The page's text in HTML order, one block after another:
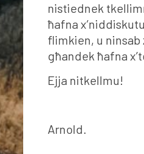
nistiednek
ħafna
flimkien, u ninsab
għandek ħafna
Ejja nitkellmu!
Arnold.